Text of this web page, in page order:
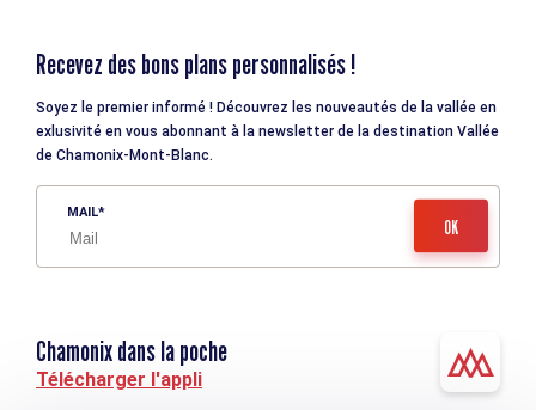
Recevez des bons plans personnalisés !
Soyez le premier informé ! Découvrez les nouveautés de la vallée en
exlusivité en vous abonnant à la newsletter de la destination Vallée
de Chamonix-Mont-Blanc.
MAIL
Chamonix dans la poche
Télécharger l'appli